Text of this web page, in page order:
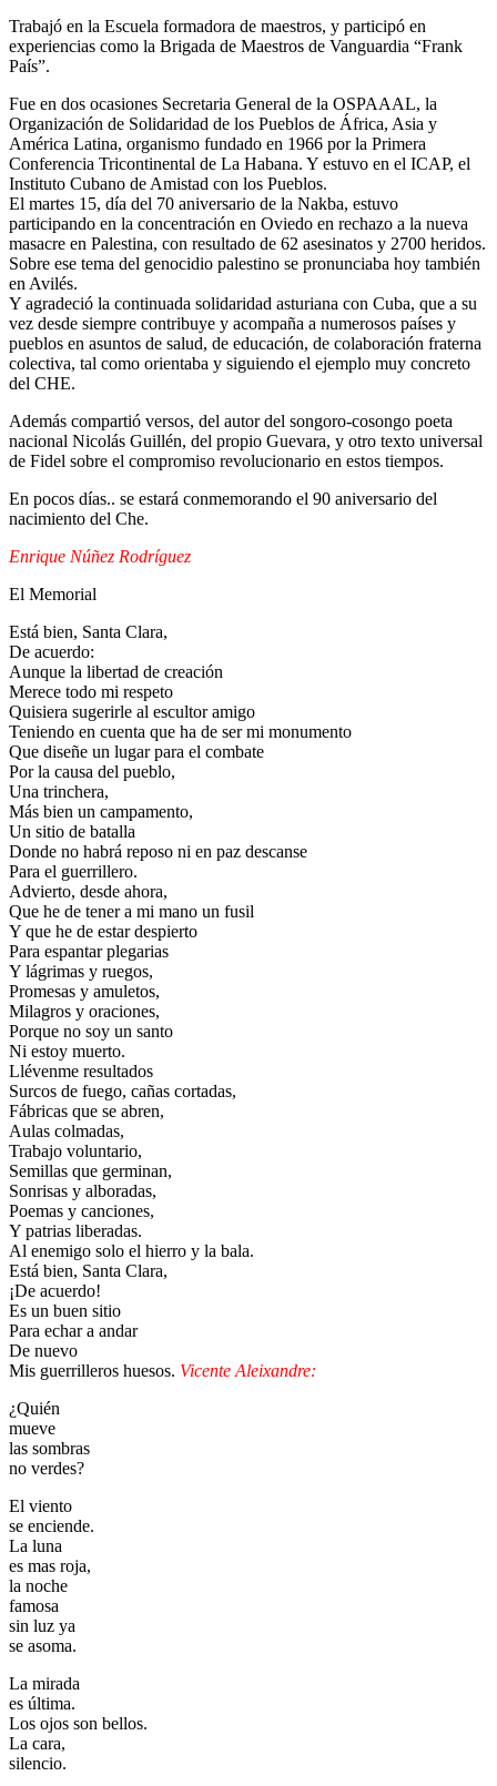
Trabajó en la Escuela formadora de maestros, y participó en
experiencias como la Brigada de Maestros de Vanguardia “Frank
País”.
Fue en dos ocasiones Secretaria General de la OSPAAAL, la
Organización de Solidaridad de los Pueblos de África, Asia y
América Latina, organismo fundado en 1966 por la Primera
Conferencia Tricontinental de La Habana. Y estuvo en el ICAP, el
Instituto Cubano de Amistad con los Pueblos.
El martes 15, día del 70 aniversario de la Nakba, estuvo
participando en la concentración en Oviedo en rechazo a la nueva
masacre en Palestina, con resultado de 62 asesinatos y 2700 heridos.
Sobre ese tema del genocidio palestino se pronunciaba hoy también
en Avilés.
Y agradeció la continuada solidaridad asturiana con Cuba, que a su
vez desde siempre contribuye y acompaña a numerosos países y
pueblos en asuntos de salud, de educación, de colaboración fraterna
colectiva, tal como orientaba y siguiendo el ejemplo muy concreto
del CHE.
Además compartió versos, del autor del songoro-cosongo poeta
nacional Nicolás Guillén, del propio Guevara, y otro texto universal
de Fidel sobre el compromiso revolucionario en estos tiempos.
En pocos días.. se estará conmemorando el 90 aniversario del
nacimiento del Che.
Enrique Núñez Rodríguez
El Memorial
Está bien, Santa Clara,
De acuerdo:
Aunque la libertad de creación
Merece todo mi respeto
Quisiera sugerirle al escultor amigo
Teniendo en cuenta que ha de ser mi monumento
Que diseñe un lugar para el combate
Por la causa del pueblo,
Una trinchera,
Más bien un campamento,
Un sitio de batalla
Donde no habrá reposo ni en paz descanse
Para el guerrillero.
Advierto, desde ahora,
Que he de tener a mi mano un fusil
Y que he de estar despierto
Para espantar plegarias
Y lágrimas y ruegos,
Promesas y amuletos,
Milagros y oraciones,
Porque no soy un santo
Ni estoy muerto.
Llévenme resultados
Surcos de fuego, cañas cortadas,
Fábricas que se abren,
Aulas colmadas,
Trabajo voluntario,
Semillas que germinan,
Sonrisas y alboradas,
Poemas y canciones,
Y patrias liberadas.
Al enemigo solo el hierro y la bala.
Está bien, Santa Clara,
¡De acuerdo!
Es un buen sitio
Para echar a andar
De nuevo
Mis guerrilleros huesos. Vicente Aleixandre:
¿Quién
mueve
las sombras
no verdes?
El viento
se enciende.
La luna
es mas roja,
la noche
famosa
sin luz ya
se asoma.
La mirada
es última.
Los ojos son bellos.
La cara,
silencio.